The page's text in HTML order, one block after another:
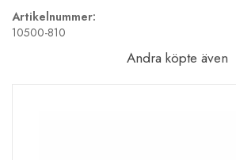
Artikelnummer:
10500-810
Andra köpte även